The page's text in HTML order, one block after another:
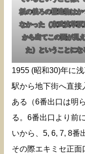
板の後ろの構造物はか
なかった（東武浅草駅
から出てこの面が見
た）ということにな
1955 (昭和30)年に
駅から地下街へ直
ある（6番出口は明
る。6番出口より前
いから、5, 6, 7, 8番
その際エキミセ正面